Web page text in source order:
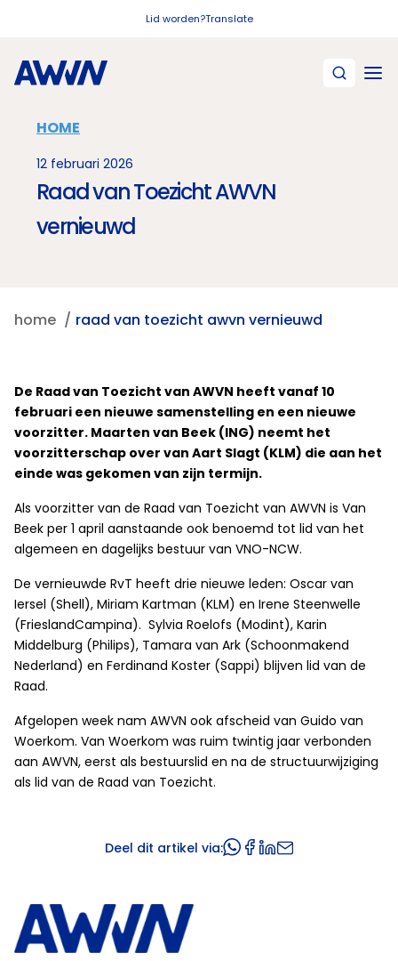
Lid worden?Translate
HOME
12 februari 2026
Raad van Toezicht AWVN
vernieuwd
home raad van toezicht awvn vernieuwd
De Raad van Toezicht van AWVN heeft vanaf 10
februari een nieuwe samenstelling en een nieuwe
voorzitter. Maarten van Beek (ING) neemt het
voorzitterschap over van Aart Slagt (KLM) die aan het
einde was gekomen van zijn termijn.
Als voorzitter van de Raad van Toezicht van AWVN is Van
Beek per 1 april aanstaande ook benoemd tot lid van het
algemeen en dagelijks bestuur van VNO-NCW.
De vernieuwde RvT heeft drie nieuwe leden: Oscar van
Iersel (Shell), Miriam Kartman (KLM) en Irene Steenwelle
(FrieslandCampina). Sylvia Roelofs (Modint), Karin
Middelburg (Philips), Tamara van Ark (Schoonmakend
Nederland) en Ferdinand Koster (Sappi) blijven lid van de
Raad.
Afgelopen week nam AWVN ook afscheid van Guido van
Woerkom. Van Woerkom was ruim twintig jaar verbonden
aan AWVN, eerst als bestuurslid en na de structuurwijziging
als lid van de Raad van Toezicht.
Deel dit artikel via: